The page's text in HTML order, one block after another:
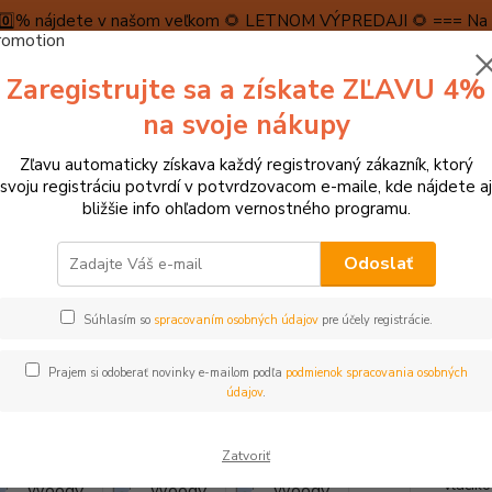
nájdete v našom veľkom 🌻 LETNOM VÝPREDAJI 🌻 ===
máme teraz pripravené špeciálne zľavy až do výšky 1️⃣5️⃣%
A PLATBA RECENZIE 👉VRÁTENIE TOVARU👈
Hľadať
Vláčiky, autá, garáže, koľajnice, náradia Vláčiky, koľajnicové dráhy
Sada áut Úžitkové vozidlá
Zaregistrujte sa a získate ZĽAVU 4%
na svoje nákupy
Zľavu automaticky získava každý registrovaný zákazník, ktorý
svoju registráciu potvrdí v potvrdzovacom e-maile, kde nájdete aj
bližšie info ohľadom vernostného programu.
Odoslať
Súhlasím so spracovaním osobných údajovpre účely registrácie.
Prajem si odoberať novinky e-mailom podľa podmienok spracovania osobných
údajov.
Zatvoriť